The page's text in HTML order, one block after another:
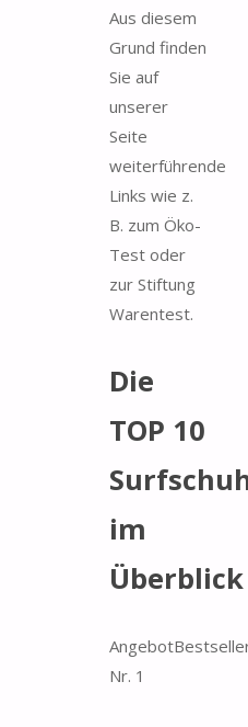
Aus diesem
Grund finden
Sie auf
unserer
Seite
weiterführende
Links wie z.
B. zum Öko-
Test oder
zur Stiftung
Warentest.
Die
TOP 10
im
Überblick
Angebot
Nr. 1